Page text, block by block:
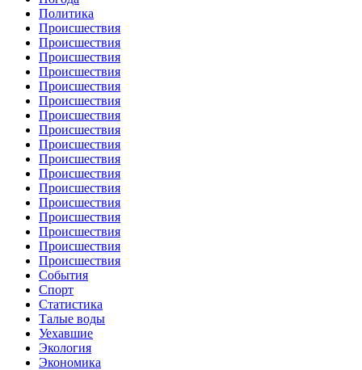
Политика
Происшествия
Происшествия
Происшествия
Происшествия
Происшествия
Происшествия
Происшествия
Происшествия
Происшествия
Происшествия
Происшествия
Происшествия
Происшествия
Происшествия
Происшествия
Происшествия
Происшествия
События
Спорт
Статистика
Талые воды
Уехавшие
Экология
Экономика